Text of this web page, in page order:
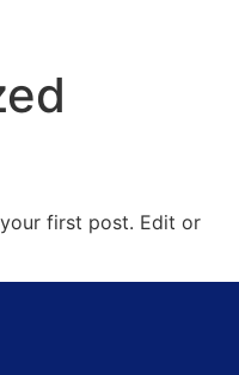
first post. Edit or